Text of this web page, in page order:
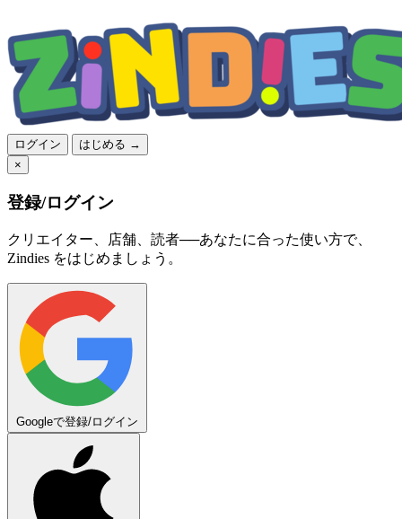
ログイン
はじめる →
×
登録/ログイン
クリエイター、店舗、読者──あなたに合った使い方で、
Zindies をはじめましょう。
Googleで登録/ログイン